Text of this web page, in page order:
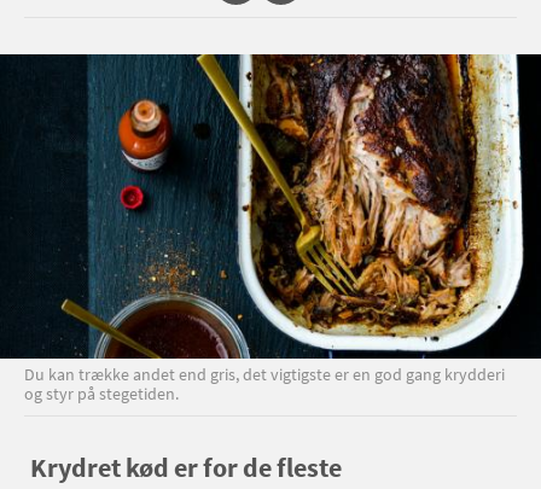
Du kan trække andet end gris, det vigtigste er en god gang krydderi
og styr på stegetiden.
Krydret kød er for de fleste